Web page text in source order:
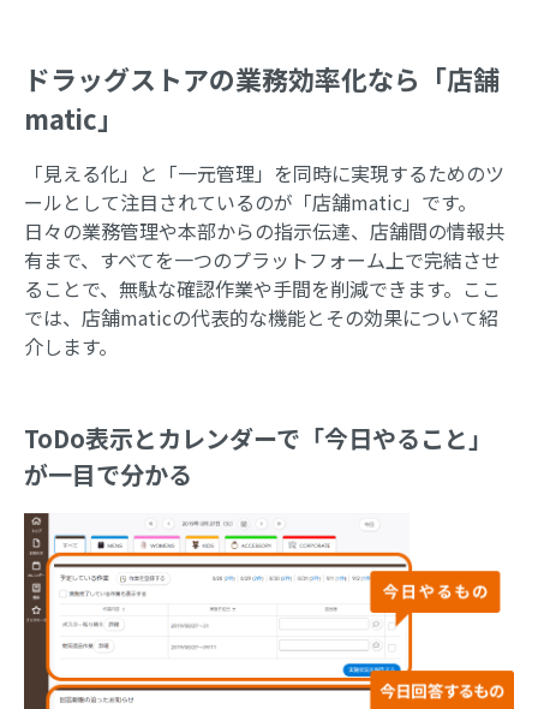
ドラッグストアの業務効率化なら「店舗
matic」
「見える化」と「一元管理」を同時に実現するためのツ
ールとして注目されているのが「店舗matic」です。
日々の業務管理や本部からの指示伝達、店舗間の情報共
有まで、すべてを一つのプラットフォーム上で完結させ
ることで、無駄な確認作業や手間を削減できます。ここ
では、店舗maticの代表的な機能とその効果について紹
介します。
ToDo表示とカレンダーで「今日やること」
が一目で分かる